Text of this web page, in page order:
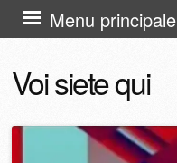
Voi siete qui
Menu principale
al
contenuto